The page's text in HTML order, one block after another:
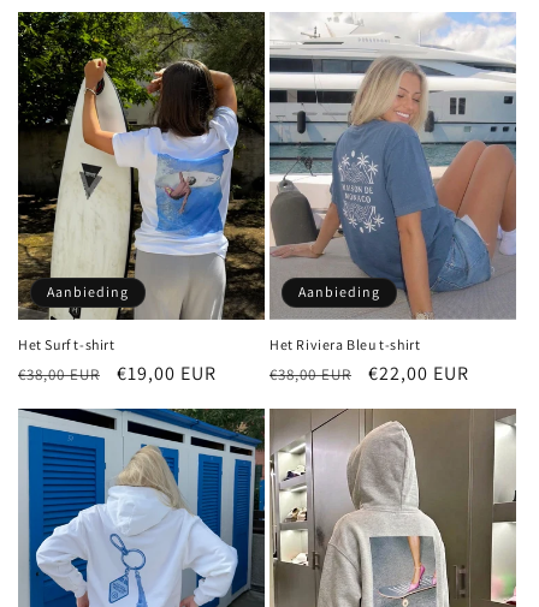
Aanbieding
Het Surf t-shirt
Normale
€38,00 EUR Aanbiedingsprijs
€19,00 EUR
Aanbieding
Het Riviera Bleu t-shirt
Normale
prijs
€38,00 EUR Aanbiedingsprijs
€22,00 EUR